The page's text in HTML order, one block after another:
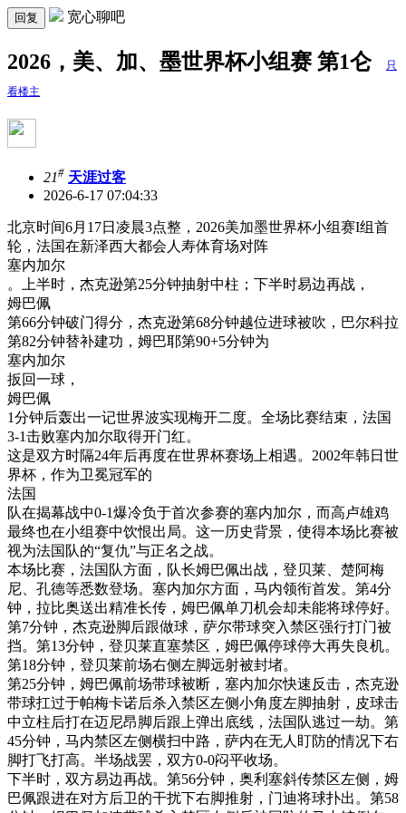
回复 宽心聊吧
2026，美、加、墨世界杯小组赛 第1仑 只
看楼主
21# 天涯过客
2026-6-17 07:04:33
北京时间6月17日凌晨3点整，2026美加墨世界杯小组赛I组首
轮，法国在新泽西大都会人寿体育场对阵
塞内加尔
。上半时，杰克逊第25分钟抽射中柱；下半时易边再战，
姆巴佩
第66分钟破门得分，杰克逊第68分钟越位进球被吹，巴尔科拉
第82分钟替补建功，姆巴耶第90+5分钟为
塞内加尔
扳回一球，
姆巴佩
1分钟后轰出一记世界波实现梅开二度。全场比赛结束，法国
3-1击败塞内加尔取得开门红。
这是双方时隔24年后再度在世界杯赛场上相遇。2002年韩日世
界杯，作为卫冕冠军的
法国
队在揭幕战中0-1爆冷负于首次参赛的塞内加尔，而高卢雄鸡
最终也在小组赛中饮恨出局。这一历史背景，使得本场比赛被
视为法国队的“复仇”与正名之战。
本场比赛，法国队方面，队长姆巴佩出战，登贝莱、楚阿梅
尼、孔德等悉数登场。塞内加尔方面，马内领衔首发。第4分
钟，拉比奥送出精准长传，姆巴佩单刀机会却未能将球停好。
第7分钟，杰克逊脚后跟做球，萨尔带球突入禁区强行打门被
挡。第13分钟，登贝莱直塞禁区，姆巴佩停球停大再失良机。
第18分钟，登贝莱前场右侧左脚远射被封堵。
第25分钟，姆巴佩前场带球被断，塞内加尔快速反击，杰克逊
带球扛过于帕梅卡诺后杀入禁区左侧小角度左脚抽射，皮球击
中立柱后打在迈尼昂脚后跟上弹出底线，法国队逃过一劫。第
45分钟，马内禁区左侧横扫中路，萨内在无人盯防的情况下右
脚打飞打高。半场战罢，双方0-0闷平收场。
下半时，双方易边再战。第56分钟，奥利塞斜传禁区左侧，姆
巴佩跟进在对方后卫的干扰下右脚推射，门迪将球扑出。第58